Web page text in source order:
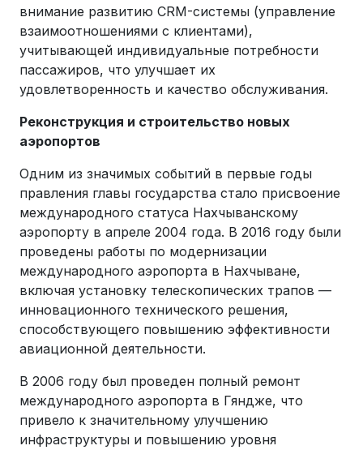
внимание развитию CRM-системы (управление
взаимоотношениями с клиентами),
учитывающей индивидуальные потребности
пассажиров, что улучшает их
удовлетворенность и качество обслуживания.
Реконструкция и строительство новых
аэропортов
Одним из значимых событий в первые годы
правления главы государства стало присвоение
международного статуса Нахчыванскому
аэропорту в апреле 2004 года. В 2016 году были
проведены работы по модернизации
международного аэропорта в Нахчыване,
включая установку телескопических трапов —
инновационного технического решения,
способствующего повышению эффективности
авиационной деятельности.
В 2006 году был проведен полный ремонт
международного аэропорта в Гяндже, что
привело к значительному улучшению
инфраструктуры и повышению уровня